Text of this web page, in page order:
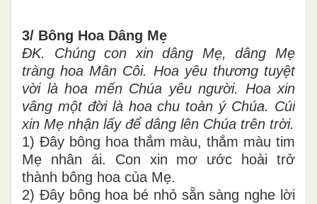
3/ Bông Hoa Dâng Mẹ
ĐK. Chúng con xin dâng Mẹ, dâng Mẹ
tràng hoa Mân Côi. Hoa yêu thương tuyệt
vời là hoa mến Chúa yêu người. Hoa xin
vâng một đời là hoa chu toàn ý Chúa. Cúi
xin Mẹ nhận lấy để dâng lên Chúa trên trời.
1) Đây bông hoa thắm màu, thắm màu tim
Mẹ nhân ái. Con xin mơ ước hoài trở
thành bông hoa của Mẹ.
2) Đây bông hoa bé nhỏ sẵn sàng nghe lời